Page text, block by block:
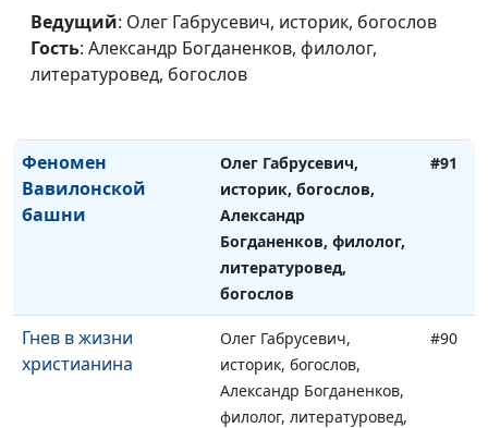
Ведущий: Олег Габрусевич, историк, богослов
Гость: Александр Богданенков, филолог,
литературовед, богослов
Как стать
наследником вечной
жизни?
Олег Габрусевич,
историк, богослов,
Александр Богданенков,
#92
Феномен
Вавилонской
башни
Олег Габрусевич,
историк, богослов,
Александр
Богданенков, филолог,
литературовед,
богослов
#91
Гнев в жизни
христианина
Олег Габрусевич,
историк, богослов,
Александр Богданенков,
филолог, литературовед,
#90